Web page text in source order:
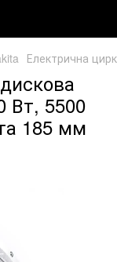
Електрична
Вт, 5500
185 мм